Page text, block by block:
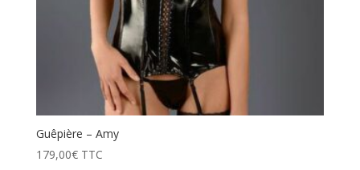
Guêpière – Amy
179,00€ TTC